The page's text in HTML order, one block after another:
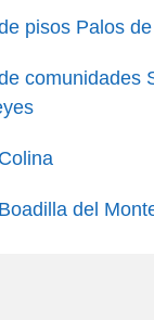
pisos Palos
comunidades
del